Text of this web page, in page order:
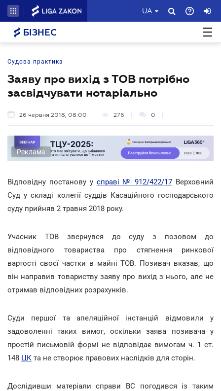
UA
БІЗНЕС
Судова практика
Заяву про вихід з ТОВ потрібно
засвідчувати нотаріально
26 червня 2018, 08:00 276 0
Реклама
Відповідну постанову у справі № 912/422/17 Верховний
Суд у складі колегії суддів Касаційного господарського
суду прийняв 2 травня 2018 року.
Учасник ТОВ звернувся до суду з позовом до
відповідного товариства про стягнення ринкової
вартості своєї частки в майні ТОВ. Позивач вказав, що
він направив товариству заяву про вихід з нього, але не
отримав відповідних розрахунків.
Суди першої та апеляційної інстанцій відмовили у
задоволенні таких вимог, оскільки заява позивача у
простій письмовій формі не відповідає вимогам ч. 1 ст.
148 ЦК та не створює правових наслідків для сторін.
Дослідивши матеріали справи ВС погодився із таким